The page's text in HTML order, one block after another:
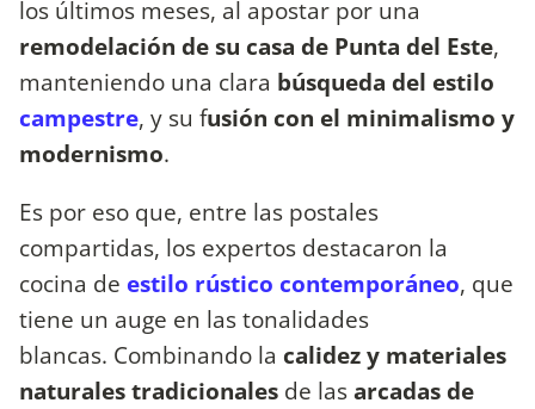
los últimos meses, al apostar por una
remodelación de su casa de Punta del Este,
manteniendo una clara búsqueda del estilo
campestre, y su fusión con el minimalismo y
modernismo.
Es por eso que, entre las postales
compartidas, los expertos destacaron la
cocina de estilo rústico contemporáneo, que
tiene un auge en las tonalidades
blancas. Combinando la calidez y materiales
naturales tradicionales de lasarcadas de